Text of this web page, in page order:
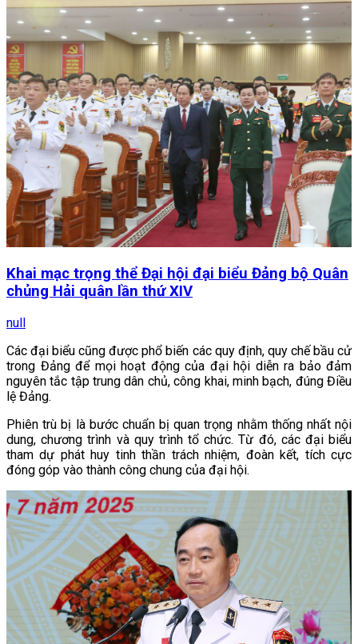
Khai mạc trọng thể Đại hội đại biểu Đảng bộ Quân
chủng Hải quân lần thứ XIV
null
Các đại biểu cũng được phổ biến các quy định, quy chế bầu cử
trong Đảng để mọi hoạt động của đại hội diễn ra bảo đảm
nguyên tắc tập trung dân chủ, công khai, minh bạch, đúng Điều
lệ Đảng.
Phiên trù bị là bước chuẩn bị quan trọng nhằm thống nhất nội
dung, chương trình và quy trình tổ chức. Từ đó, các đại biểu
tham dự phát huy tinh thần trách nhiệm, đoàn kết, tích cực
đóng góp vào thành công chung của đại hội.